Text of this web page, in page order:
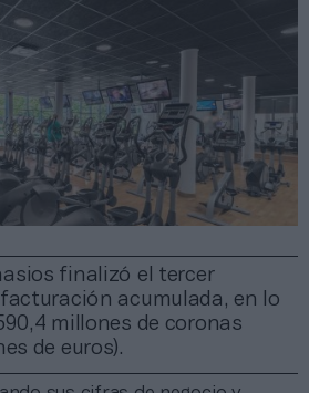
finalizó el tercer
acumulada, en lo
millones de coronas
de euros).